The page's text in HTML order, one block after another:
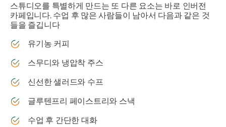
스튜디오를 특별하게 만드는 또 다른 요소는 바로 인버전
카페입니다. 수업 후 많은 사람들이 남아서 다음과 같은 것
들을 즐깁니다
유기농 커피
스무디와 냉압착 주스
신선한 샐러드와 수프
글루텐프리 페이스트리와 스낵
수업 후 간단한 대화